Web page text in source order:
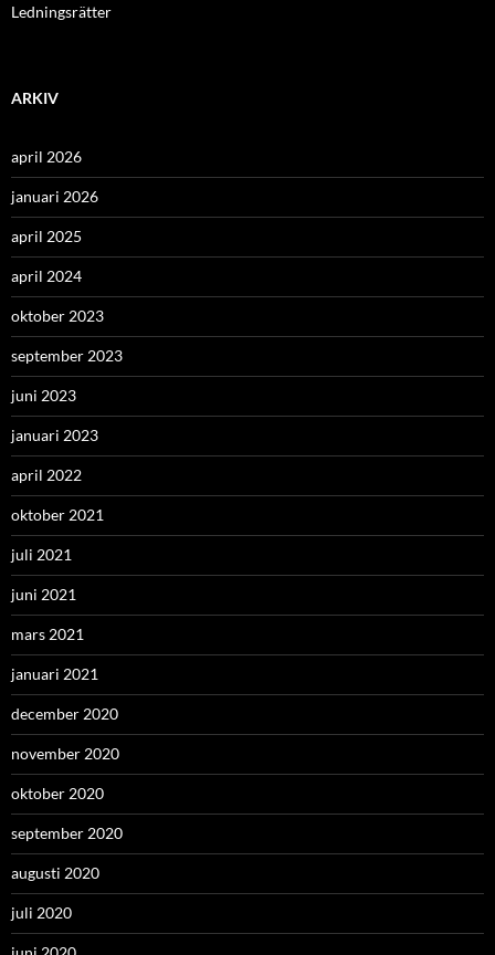
Ledningsrätter
ARKIV
april 2026
januari 2026
april 2025
april 2024
oktober 2023
september 2023
juni 2023
januari 2023
april 2022
oktober 2021
juli 2021
juni 2021
mars 2021
januari 2021
december 2020
november 2020
oktober 2020
september 2020
augusti 2020
juli 2020